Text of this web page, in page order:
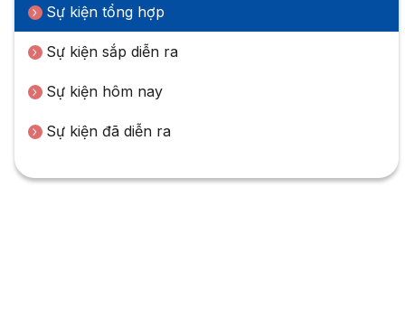
Sự kiện tổng hợp
Sự kiện sắp diễn ra
Sự kiện hôm nay
Sự kiện đã diễn ra